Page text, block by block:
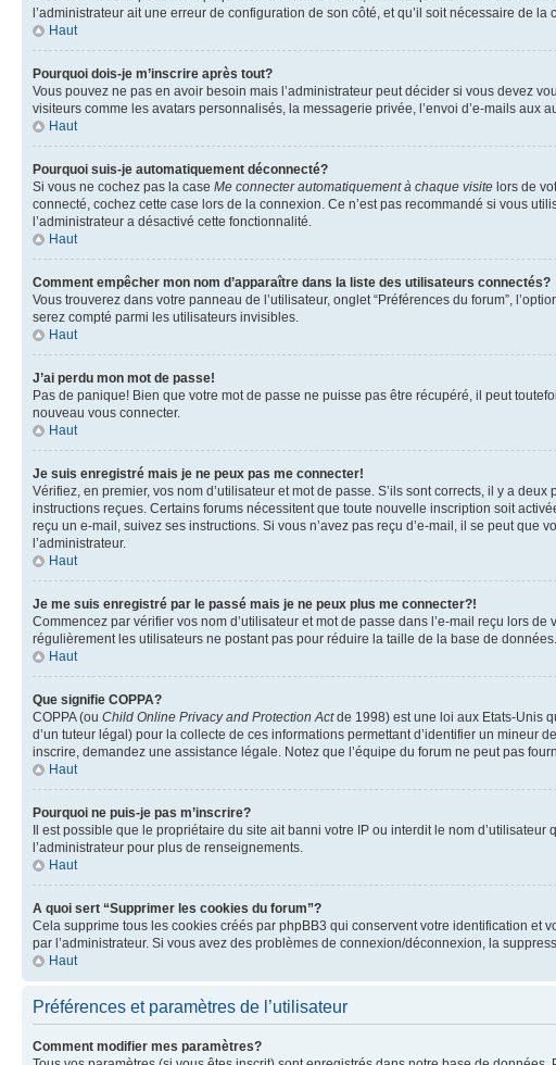
l’administrateur ait une erreur de configuration de son côté, et qu’il soit nécessaire de la
Haut
Pourquoi dois-je m’inscrire après tout?
Vous pouvez ne pas en avoir besoin mais l’administrateur peut décider si vous devez
visiteurs comme les avatars personnalisés, la messagerie privée, l’envoi d’e-mails aux
Haut
Pourquoi suis-je automatiquement déconnecté?
Si vous ne cochez pas la case Me connecter automatiquement à chaque visite lors de
connecté, cochez cette case lors de la connexion. Ce n’est pas recommandé si vous
l’administrateur a désactivé cette fonctionnalité.
Haut
Comment empêcher mon nom d’apparaître dans la liste des utilisateurs connectés?
Vous trouverez dans votre panneau de l’utilisateur, onglet “Préférences du forum”,
serez compté parmi les utilisateurs invisibles.
Haut
J’ai perdu mon mot de passe!
Pas de panique! Bien que votre mot de passe ne puisse pas être récupéré, il peut
nouveau vous connecter.
Haut
Je suis enregistré mais je ne peux pas me connecter!
Vérifiez, en premier, vos nom d’utilisateur et mot de passe. S’ils sont corrects, il y a
instructions reçues. Certains forums nécessitent que toute nouvelle inscription soit
reçu un e-mail, suivez ses instructions. Si vous n’avez pas reçu d’e-mail, il se peut
l’administrateur.
Haut
Je me suis enregistré par le passé mais je ne peux plus me connecter?!
Commencez par vérifier vos nom d’utilisateur et mot de passe dans l’e-mail reçu lors
régulièrement les utilisateurs ne postant pas pour réduire la taille de la base de
Haut
Que signifie COPPA?
COPPA (ou Child Online Privacy and Protection Actde 1998) est une loi aux Etats-Unis
d’un tuteur légal) pour la collecte de ces informations permettant d’identifier un mineur
inscrire, demandez une assistance légale. Notez que l’équipe du forum ne peut pas
Haut
Pourquoi ne puis-je pas m’inscrire?
Il est possible que le propriétaire du site ait banni votre IP ou interdit le nom
l’administrateur pour plus de renseignements.
Haut
A quoi sert “Supprimer les cookies du forum”?
Cela supprime tous les cookies créés par phpBB3 qui conservent votre identification et
par l’administrateur. Si vous avez des problèmes de connexion/déconnexion, la
Haut
Préférences et paramètres de l’utilisateur
Comment modifier mes paramètres?